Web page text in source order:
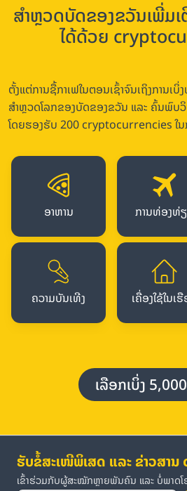
ສຳຫຼວດບັດຂອງຂວັນເພີ່ມ
ໄດ້ດ້ວຍ
ຕັ້ງແຕ່ການຊື້ກາເຟໃນຕອນເຊົ້າຈົນເຖິງການເ
ສຳຫຼວດໂລກຂອງບັດຂອງຂວັນ ແລະ ຄົ້ນພົ
ໂດຍຮອງຮັບ 200 cryptocurrencies ໃນ
ອາຫານ ການທ່ອງທ່
ຄວາມບັນເທີງ ເຄື່ອງໃຊ້ໃນເ
ເລືອກເບິ່ງ
ຮັບຂໍ້ສະເໜີພິເສດ ແລະ ຂ່າວສາ
ເຂົ້າຮ່ວມກັບຜູ້ສະໝັກຫຼາຍພັນຄົນ ແລະ ບໍ່ພາດໂ